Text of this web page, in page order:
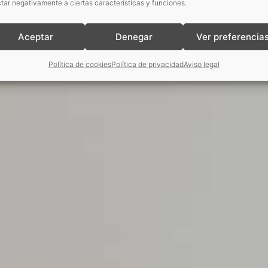
negativamente a ciertas características y funciones.
Aceptar Denegar Ver
Política de cookiesPolítica de privacidadAviso legal